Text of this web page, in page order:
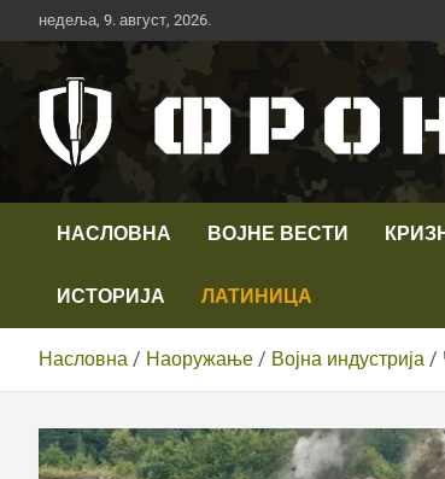
Скип
то
недеља, 9. август, 2026.
Телевизија
НАСЛОВНА ВОЈНЕ ВЕСТИ
ИСТОРИЈА ЛАТИНИЦА
Насловна Наоружање Војна индустрија